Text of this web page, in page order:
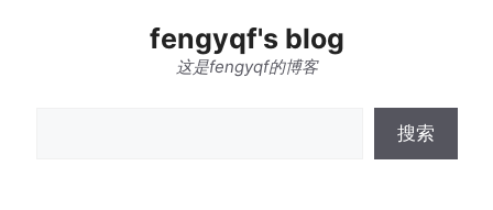
fengyqf's blog
这是fengyqf的博客
搜索